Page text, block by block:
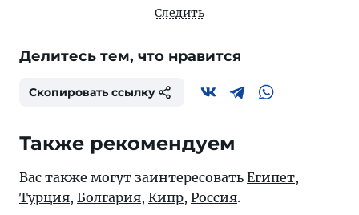
Следить
Делитесь тем, что нравится
Скопировать ссылку
Также рекомендуем
Вас также могут заинтересовать Египет,
Турция, Болгария, Кипр, Россия.